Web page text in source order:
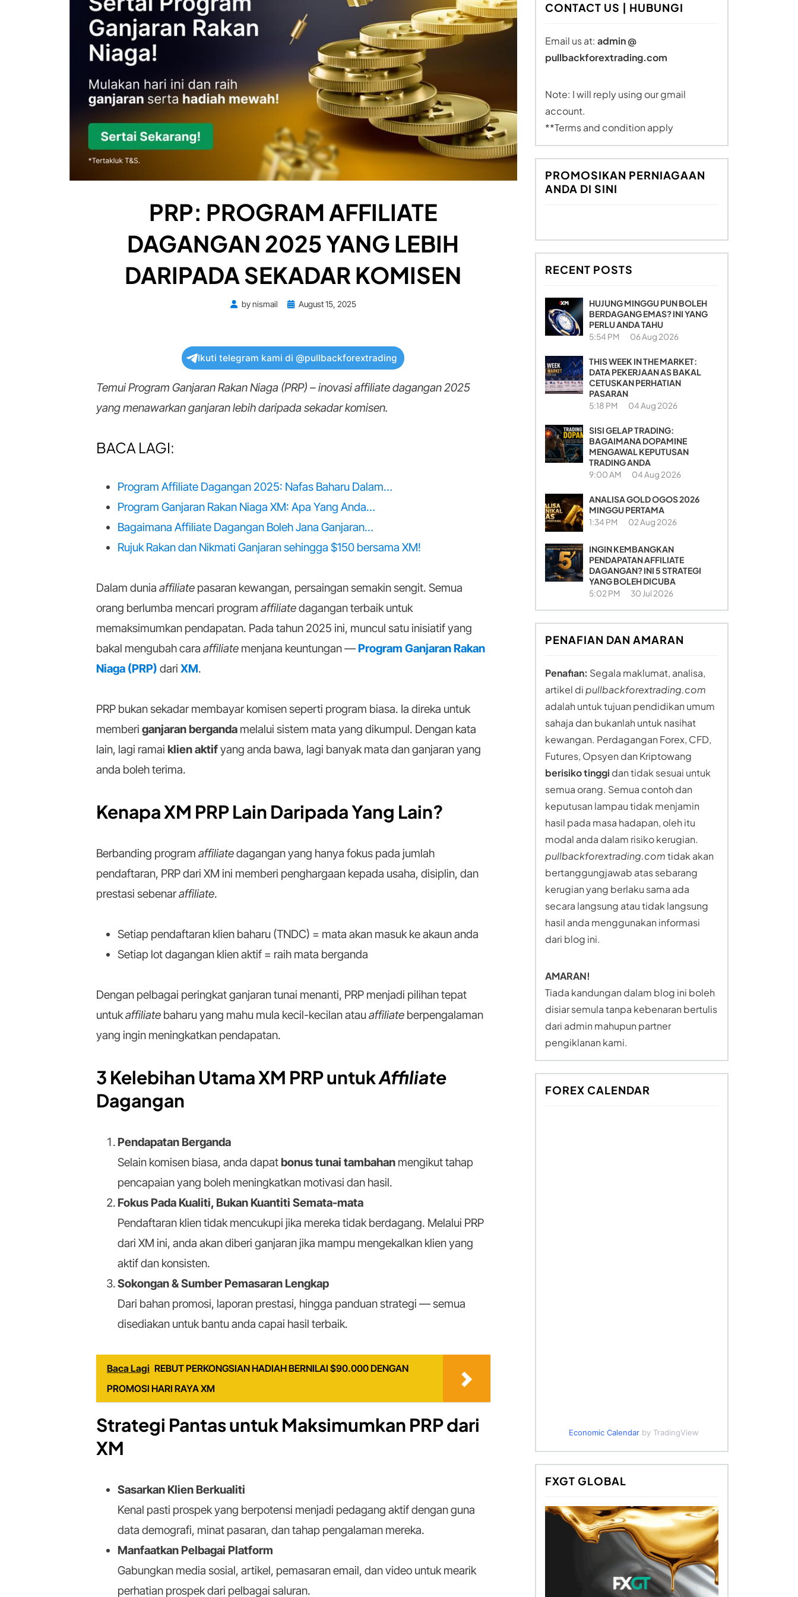
PRP: PROGRAM AFFILIATE
DAGANGAN 2025 YANG LEBIH
DARIPADA SEKADAR KOMISEN
bynismail
PostedAugust 15, 2025
Ikuti telegram kami di @pullbackforextrading
Temui Program Ganjaran Rakan Niaga (PRP) – inovasi affiliate dagangan 2025
yang menawarkan ganjaran lebih daripada sekadar komisen.
BACA LAGI:
Program Affiliate Dagangan 2025: Nafas Baharu Dalam…
Program Ganjaran Rakan Niaga XM: Apa Yang Anda…
Bagaimana Affiliate Dagangan Boleh Jana Ganjaran…
Rujuk Rakan dan Nikmati Ganjaran sehingga $150 bersama XM!
Dalam dunia affiliate pasaran kewangan, persaingan semakin sengit. Semua
orang berlumba mencari program affiliatedagangan terbaik untuk
memaksimumkan pendapatan. Pada tahun 2025 ini, muncul satu inisiatif yang
bakal mengubah cara affiliate menjana keuntungan —Program Ganjaran Rakan
Niaga (PRP) dari XM.
PRP bukan sekadar membayar komisen seperti program biasa. Ia direka untuk
memberi ganjaran berganda melalui sistem mata yang dikumpul. Dengan kata
lain, lagi ramai klien aktifyang anda bawa, lagi banyak mata dan ganjaran yang
anda boleh terima.
Kenapa XM PRP Lain Daripada Yang Lain?
Berbanding program affiliatedagangan yang hanya fokus pada jumlah
pendaftaran, PRP dari XM ini memberi penghargaan kepada usaha, disiplin, dan
prestasi sebenaraffiliate.
Setiap pendaftaran klien baharu (TNDC) = mata akan masuk ke akaun anda
Setiap lot dagangan klien aktif = raih mata berganda
Dengan pelbagai peringkat ganjaran tunai menanti, PRP menjadi pilihan tepat
untukaffiliate baharu yang mahu mula kecil-kecilan atauaffiliate berpengalaman
yang ingin meningkatkan pendapatan.
3 Kelebihan Utama XM PRP untukAffiliate
Dagangan
Pendapatan Berganda
Selain komisen biasa, anda dapatbonus tunai tambahan mengikut tahap
pencapaian yang boleh meningkatkan motivasi dan hasil.
Fokus Pada Kualiti, Bukan Kuantiti Semata-mata
Pendaftaran klien tidak mencukupi jika mereka tidak berdagang. Melalui PRP
dari XM ini, anda akan diberi ganjaran jika mampu mengekalkan klien yang
aktif dan konsisten.
Sokongan & Sumber Pemasaran Lengkap
Dari bahan promosi, laporan prestasi, hingga panduan strategi — semua
disediakan untuk bantu anda capai hasil terbaik.
Baca Lagi REBUT PERKONGSIAN HADIAH BERNILAI $90.000 DENGAN
PROMOSI HARI RAYA XM
Strategi Pantas untuk Maksimumkan PRP dari
XM
Sasarkan Klien Berkualiti
Kenal pasti prospek yang berpotensi menjadi pedagang aktif dengan guna
data demografi, minat pasaran, dan tahap pengalaman mereka.
Manfaatkan Pelbagai Platform
Gabungkan media sosial, artikel, pemasaran email, dan video untuk mearik
perhatian prospek dari pelbagai saluran.
CONTACT US | HUBUNGI
Email us at: admin @
pullbackforextrading.com
Note: I will reply using our gmail
account.
**Terms and condition apply
PROMOSIKAN PERNIAGAAN
ANDA DI SINI
RECENT POSTS
HUJUNG MINGGU PUN BOLEH
BERDAGANG EMAS? INI YANG
PERLU ANDA TAHU
5:54 PM 06 Aug 2026
THIS WEEK IN THE MARKET:
DATA PEKERJAAN AS BAKAL
CETUSKAN PERHATIAN
PASARAN
5:18 PM 04 Aug 2026
SISI GELAP TRADING:
BAGAIMANA DOPAMINE
MENGAWAL KEPUTUSAN
TRADING ANDA
9:00 AM 04 Aug 2026
ANALISA GOLD OGOS 2026
MINGGU PERTAMA
1:34 PM 02 Aug 2026
INGIN KEMBANGKAN
PENDAPATAN AFFILIATE
DAGANGAN? INI 5 STRATEGI
YANG BOLEH DICUBA
5:02 PM 30 Jul 2026
PENAFIAN DAN AMARAN
Penafian: Segala maklumat, analisa,
artikel dipullbackforextrading.com
adalah untuk tujuan pendidikan umum
sahaja dan bukanlah untuk nasihat
kewangan. Perdagangan Forex, CFD,
Futures, Opsyen dan Kriptowang
berisiko tinggi dan tidak sesuai untuk
semua orang. Semua contoh dan
keputusan lampau tidak menjamin
hasil pada masa hadapan, oleh itu
modal anda dalam risiko kerugian.
pullbackforextrading.comtidak akan
bertanggungjawab atas sebarang
kerugian yang berlaku sama ada
secara langsung atau tidak langsung
hasil anda menggunakan informasi
dari blog ini.
AMARAN!
Tiada kandungan dalam blog ini boleh
disiar semula tanpa kebenaran bertulis
dari admin mahupun partner
pengiklanan kami.
FOREX CALENDAR
Economic Calendar by TradingView
FXGT GLOBAL